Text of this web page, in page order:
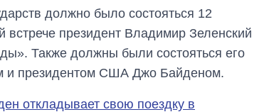
должно было состояться 12
встрече президент Владимир Зеленский
Также должны были состояться его
и президентом США Джо Байденом.
откладывает свою поездку в